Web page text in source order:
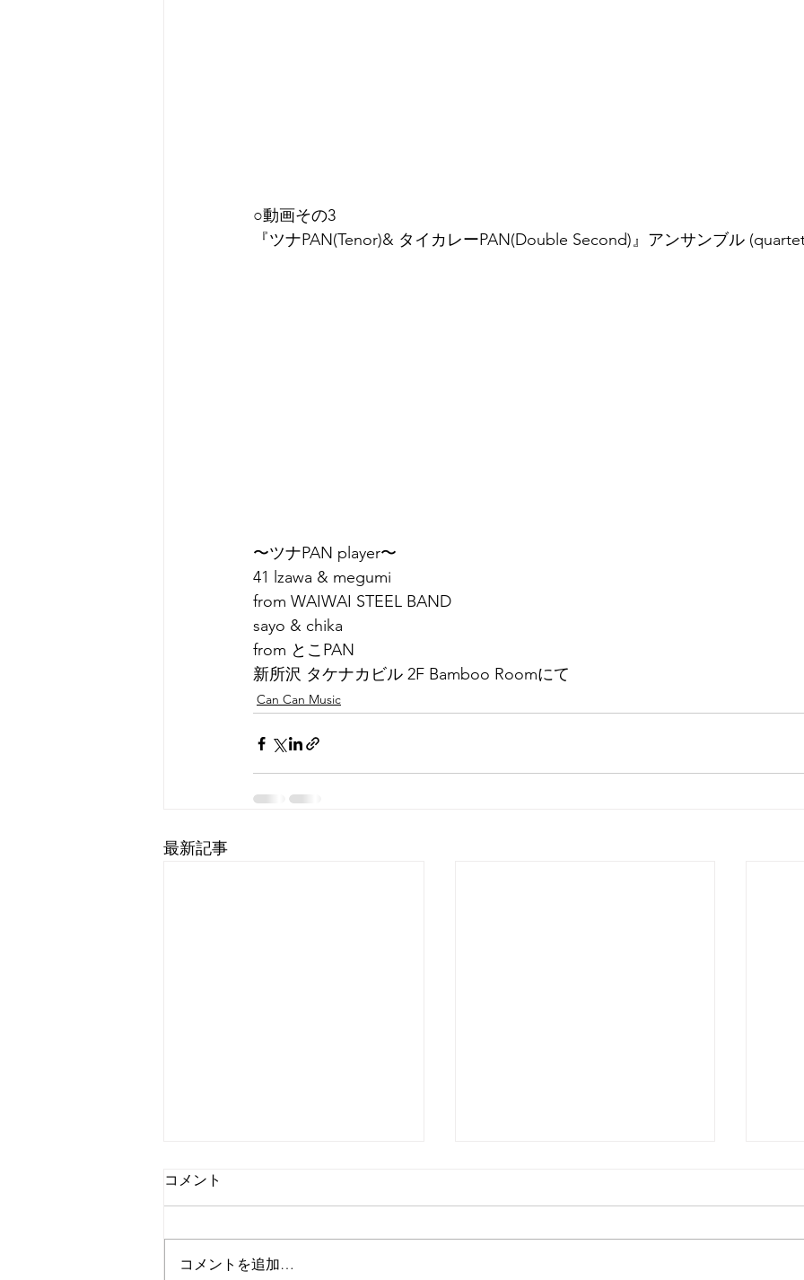
○動画その3
『ツナPAN(Tenor)& タイカレーPAN(Double Second)』アンサンブル
〜ツナPAN player〜
41 lzawa & megumi
from WAIWAI STEEL BAND
sayo & chika
from とこPAN
新所沢 タケナカビル 2F Bamboo Roomにて
Can Can Music
最新記事
コメント
コメントを追加…